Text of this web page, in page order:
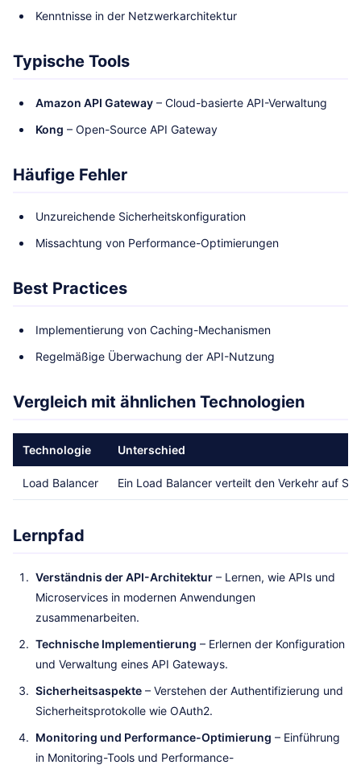
Kenntnisse in der Netzwerkarchitektur
Typische Tools
Amazon API Gateway – Cloud-basierte API-Verwaltung
Kong – Open-Source API Gateway
Häufige Fehler
Unzureichende Sicherheitskonfiguration
Missachtung von Performance-Optimierungen
Best Practices
Implementierung von Caching-Mechanismen
Regelmäßige Überwachung der API-Nutzung
Vergleich mit ähnlichen Technologien
Technologie Unterschied
Load Balancer Ein Load Balancer verteilt den Verkehr auf
Lernpfad
Verständnis der API-Architektur – Lernen, wie APIs und
Microservices in modernen Anwendungen
zusammenarbeiten.
Technische Implementierung – Erlernen der Konfiguration
und Verwaltung eines API Gateways.
Sicherheitsaspekte – Verstehen der Authentifizierung und
Sicherheitsprotokolle wie OAuth2.
Monitoring und Performance-Optimierung – Einführung
in Monitoring-Tools und Performance-